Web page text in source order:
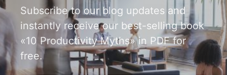
Subscribe to our blog updates and
instantly receive our best-selling book
«10 Productivity Myths» in PDF for
free.